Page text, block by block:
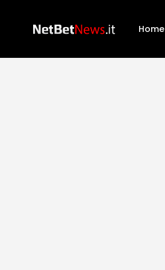
Home